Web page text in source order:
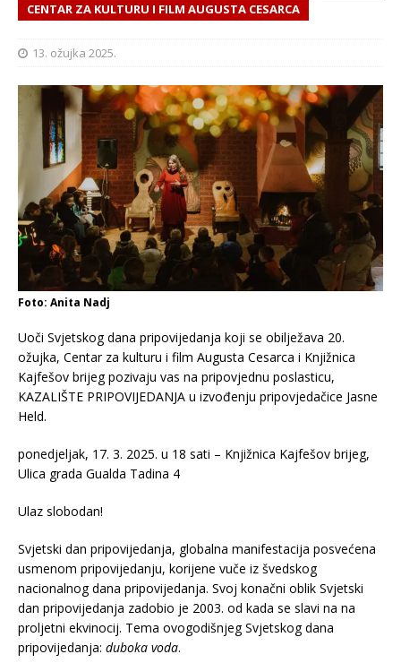
CENTAR ZA KULTURU I FILM AUGUSTA CESARCA
13. ožujka 2025.
Foto: Anita Nadj
Uoči Svjetskog dana pripovijedanja koji se obilježava 20.
ožujka, Centar za kulturu i film Augusta Cesarca i Knjižnica
Kajfešov brijeg pozivaju vas na pripovjednu poslasticu,
KAZALIŠTE PRIPOVIJEDANJA u izvođenju pripovjedačice Jasne
Held.
ponedjeljak, 17. 3. 2025. u 18 sati – Knjižnica Kajfešov brijeg,
Ulica grada Gualda Tadina 4
Ulaz slobodan!
Svjetski dan pripovijedanja, globalna manifestacija posvećena
usmenom pripovijedanju, korijene vuče iz švedskog
nacionalnog dana pripovijedanja. Svoj konačni oblik Svjetski
dan pripovijedanja zadobio je 2003. od kada se slavi na na
proljetni ekvinocij. Tema ovogodišnjeg Svjetskog dana
pripovijedanja: duboka voda.